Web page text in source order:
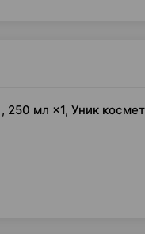
мл ×1, Уник